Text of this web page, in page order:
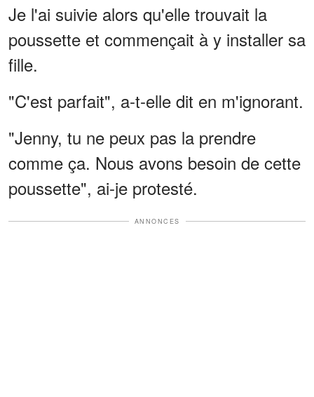
Je l'ai suivie alors qu'elle trouvait la
poussette et commençait à y installer sa
fille.
"C'est parfait", a-t-elle dit en m'ignorant.
"Jenny, tu ne peux pas la prendre
comme ça. Nous avons besoin de cette
poussette", ai-je protesté.
ANNONCES